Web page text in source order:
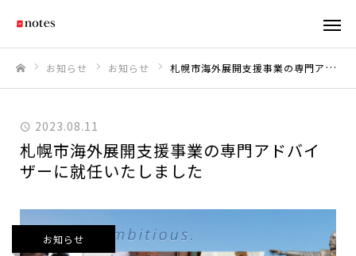
お知らせ お知らせ 札幌市海外展開支援事業の専門アドバイザーに就任いたしました
2023.08.11
札幌市海外展開支援事業の専門アドバイ
ザーに就任いたしました
お知らせ